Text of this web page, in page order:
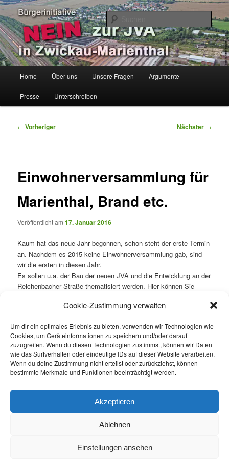
Cookie-Zustimmung verwalten
Um dir ein optimales Erlebnis zu bieten, verwenden wir Technologien wie
Cookies, um Geräteinformationen zu speichern und/oder darauf
zuzugreifen. Wenn du diesen Technologien zustimmst, können wir Daten
wie das Surfverhalten oder eindeutige IDs auf dieser Website verarbeiten.
Wenn du deine Zustimmung nicht erteilst oder zurückziehst, können
bestimmte Merkmale und Funktionen beeinträchtigt werden.
Akzeptieren
Ablehnen
Einstellungen ansehen
Zum
primären
Inhalt
springenKeine JVA in Zwickau-Marienthal
Bürgerinitiative
Home Über uns Unsere Fragen Argumente
Presse Unterschreiben
Beitragsnavigation
← Vorheriger Nächster →
Einwohnerversammlung für
Marienthal, Brand etc.
Veröffentlicht am17. Januar 2016
Kaum hat das neue Jahr begonnen, schon steht der erste Termin
an. Nachdem es 2015 keine Einwohnerversammlung gab, sind
wir die ersten in diesen Jahr.
Es sollen u.a. der Bau der neuen JVA und die Entwicklung an der
Reichenbacher Straße thematisiert werden. Hier können Sie
Reichenbacher Straße / Freiheitssiedlung, Weißenborn
Wann?Mittwoch, 20. Januar 2016 um 18 Uhr
Wo?im Speißesaal der „Rudolph-Weiß-Förderschule“
(Marienthaler Straße 164 a), ehemals „Schule am
Eschenweg“ und „Otto-Grotewohl-Schule“
Dieser Eintrag wurde von unter
veröffentlicht. Setze ein Lesezeichen für den